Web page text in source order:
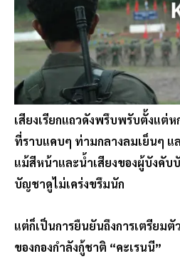
เสียงเรียกแถวดังพรึบพรับตั้งแต่
ที่ราบแคบๆ ท่ามกลางลมเย็นๆ
แม้สีหน้าและน้ำเสียงของผู้บังคั
บัญชาดูไม่เคร่งขรึมนัก
แต่ก็เป็นการยืนยันถึงการเตรียม
ของกองกำลังกู้ชาติ “คะเรนนี”